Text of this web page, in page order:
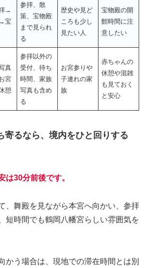
→
宝
参拝、散
策、宝物殿
まで見られ
る
歴史や見ど
ころも少し
見たい人
宝物殿の開
館時間に注
意したい
真
宮
憩
参拝以外の
受付、待ち
時間、家族
写真も含め
る
お宮参りや
子連れの家
族
赤ちゃんの
休憩や混雑
も見ておく
と安心
寄るなら、境内をひと回りする
は30分前後です。
、舞殿を見ながら本宮へ向かい、参拝
短時間でも鶴岡八幡宮らしい雰囲気を
かう場合は、現地での滞在時間とは別